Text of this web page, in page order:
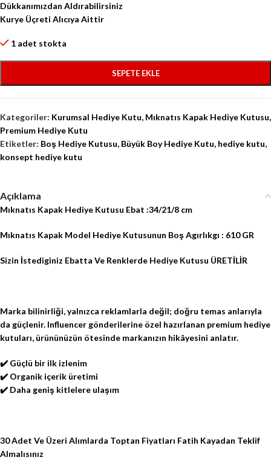
Dükkanımızdan Aldırabilirsiniz
Kurye Üçreti Alıcıya Aittir
1 adet stokta
SEPETE EKLE
Kategoriler: Kurumsal Hediye Kutu, Mıknatıs Kapak Hediye Kutusu,
Premium Hediye Kutu
Etiketler: Boş Hediye Kutusu, Büyük Boy Hediye Kutu, hediye kutu,
konsept hediye kutu
Açıklama
Mıknatıs Kapak Hediye Kutusu Ebat :34/21/8 cm
Mıknatıs Kapak Model Hediye Kutusunun Boş Agırlıkgı : 610 GR
Sizin İstediginiz Ebatta Ve Renklerde Hediye Kutusu ÜRETİLİR
Marka bilinirliği, yalnızca reklamlarla değil; doğru temas anlarıyla
da güçlenir. Influencer gönderilerine özel hazırlanan premium hediye
kutuları, ürününüzün ötesinde markanızın hikâyesini anlatır.
✔️ Güçlü bir ilk izlenim
✔️ Organik içerik üretimi
✔️ Daha geniş kitlelere ulaşım
30 Adet Ve Üzeri Alımlarda Toptan Fiyatları Fatih Kayadan Teklif
Almalısınız